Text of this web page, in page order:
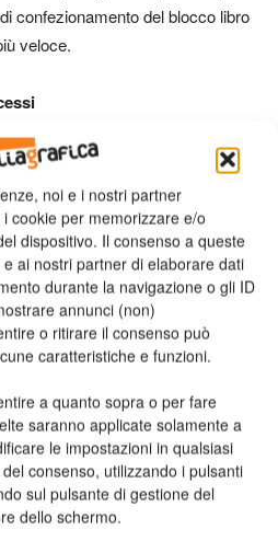
noi e i nostri partner
cookie per memorizzare e/o
dispositivo. Il consenso a queste
ai nostri partner di elaborare dati
durante la navigazione o gli ID
annunci (non)
o ritirare il consenso può
caratteristiche e funzioni.
a quanto sopra o per fare
saranno applicate solamente a
le impostazioni in qualsiasi
consenso, utilizzando i pulsanti
sul pulsante di gestione del
dello schermo.
confezionamento del blocco libro
veloce.
di indagare per approfondire
tema della interoperabilità dei
avereprocessi allineati
in ogni momento?Da
distinguere tra produzioni di
essere opere editoriali,
per esigenze del cliente, la
ristampata in digitale. Dato
che incidono molto sul
scorte e giacenze con copie
di qualità molto elevata, come